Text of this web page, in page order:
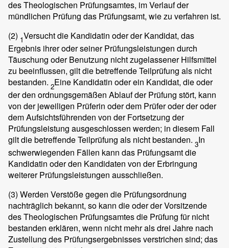
des Theologischen Prüfungsamtes, im Verlauf der
mündlichen Prüfung das Prüfungsamt, wie zu verfahren ist.
(2) 1Versucht die Kandidatin oder der Kandidat, das
Ergebnis ihrer oder seiner Prüfungsleistungen durch
Täuschung oder Benutzung nicht zugelassener Hilfsmittel
zu beeinflussen, gilt die betreffende Teilprüfung als nicht
bestanden. 2Eine Kandidatin oder ein Kandidat, die oder
der den ordnungsgemäßen Ablauf der Prüfung stört, kann
von der jeweiligen Prüferin oder dem Prüfer oder der oder
dem Aufsichtsführenden von der Fortsetzung der
Prüfungsleistung ausgeschlossen werden; in diesem Fall
gilt die betreffende Teilprüfung als nicht bestanden. 3In
schwerwiegenden Fällen kann das Prüfungsamt die
Kandidatin oder den Kandidaten von der Erbringung
weiterer Prüfungsleistungen ausschließen.
(3) Werden Verstöße gegen die Prüfungsordnung
nachträglich bekannt, so kann die oder der Vorsitzende
des Theologischen Prüfungsamtes die Prüfung für nicht
bestanden erklären, wenn nicht mehr als drei Jahre nach
Zustellung des Prüfungsergebnisses verstrichen sind; das